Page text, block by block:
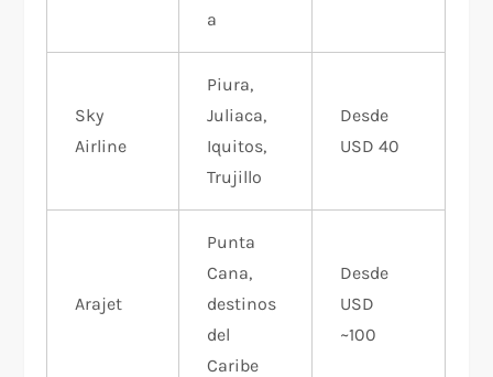
a
Sky
Airline
Piura,
Juliaca,
Iquitos,
Trujillo
Desde
USD 40
Arajet
Punta
Cana,
destinos
del
Caribe
Desde
USD
~100